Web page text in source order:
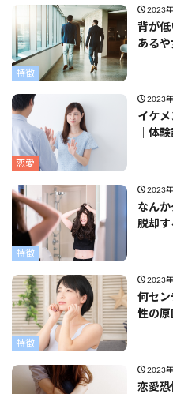
特徴
2023
背が低
あるや
恋愛
2023
イケ
｜体
特徴
2023
なん
脱却
特徴
2023
何セン
性の原
2023
恋愛恐